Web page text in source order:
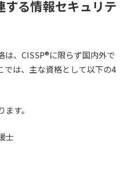
する情報セキュリテ
は、CISSP®に限らず国内外で
では、主な資格として以下の4
す。
士